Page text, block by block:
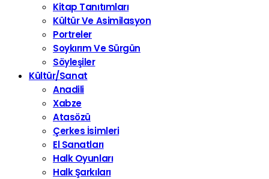
Kitap Tanıtımları
Kültür Ve Asimilasyon
Portreler
Soykırım Ve Sürgün
Söyleşiler
Kültür/Sanat
Anadili
Xabze
Atasözü
Çerkes İsimleri
El Sanatları
Halk Oyunları
Halk Şarkıları